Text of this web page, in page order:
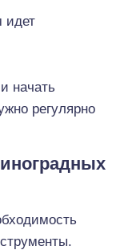
идет
начать
регулярно